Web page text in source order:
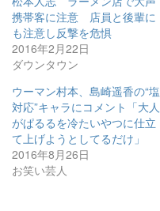
携帯客に注意 店員と後輩に
も注意し反撃を危惧
2016年2月22日
ダウンタウン
ウーマン村本、島崎遥香の“塩
対応”キャラにコメント「大人
がぱるるを冷たいやつに仕立
て上げようとしてるだけ」
2016年8月26日
お笑い芸人